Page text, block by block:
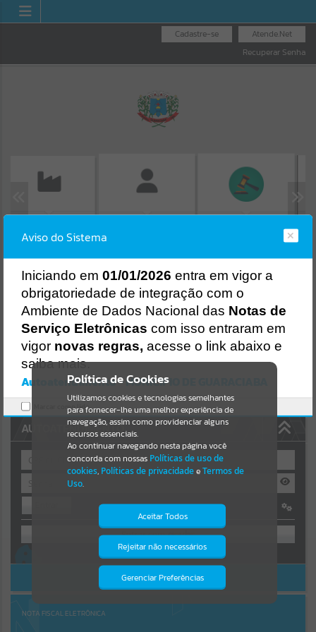
Atende.Net
Cadastre-se
Recuperar Senha
ISS/ALVARÁ PAGAMENTO
Resultados para""
Portais
Por favor, aguarde...
NOTÍCIAS
Por favor, aguarde...
Por favor, aguarde...
AUTOATENDIMENTO
OU
Cadastre-se|Recuperar Senha
ACESSAR SEM LOGIN
NOTA FISCAL ELETRÔNICA
Política de Cookies
Utilizamos cookies e tecnologias semelhantes
para fornecer-lhe uma melhor experiência de
navegação, assim como providenciar alguns
recursos essenciais.
Ao continuar navegando nesta página você
concorda com nossas Políticas de uso de
cookies, Políticas de privacidadeeTermos de
Uso.
Aceitar Todos
Rejeitar não necessários
Gerenciar Preferências
Isto significa que diversos recursos
providenciados poderão não estar
Aviso do Sistema
Iniciando em 01/01/2026 entra em vigor a
obrigatoriedade de integração com o
Ambiente de Dados Nacional das Notas de
Serviço Eletrônicas com isso entraram em
vigor novas regras, acesse o link abaixo e
saiba mais.
Autoatendimento - MUNICIPIO DE GUARACIABA
Marcar como lido.
Erro
Gerenciamento do Sistema
CÓDIGO DA MENSAGEM:
Ocorreu um erro de script:
Uncaught SyntaxError: Unexpected token '('
https://guaraciaba.atende.net/cidadao/pagina/static/bundle/wpo_in
dex_2_base_l2_portal_editores_sync_d9fb77cfd5741fafc9972edc7a6
41fea.js?v=83d4f602:47
Verificar Mais Detalhes